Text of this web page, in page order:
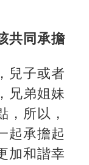
共同承擔
兒子或者
兄弟姐妹
，所以，
起承擔起
加和諧幸